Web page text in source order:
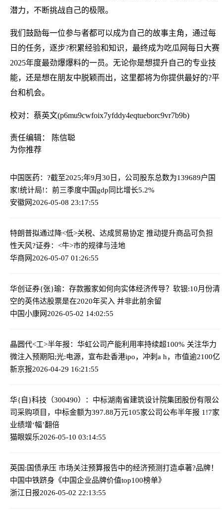
潜力，不断挑战自己的极限。
我们鼓励每一位参与者都可以成为自己的故事主角，通过每
日的任务，逐步?积累经验和知识，最终成为吃瓜网每日大赛
2025年度最劲爆爆料的一员。无论你是想提升自己的专业技
能，还是想在朋友中脱颖而出，这里都将为你提供最好的?平
台和机会。
校对：蔡英文(p6mu9cwfoix7yfddy4eqtueborc9vr7b9b)
责任编辑： 陈信聪
为你推荐
中国医药：?截至2025;年9月30日，公司股东总数为139689户 国
家!统计局!：前三季度中国gdp同比增长5.2%
安徽网2026-05-08 23:17:55
特朗普拟通过降<低>关税、达成贸易协定 推动提升商品可负担
性天风?证券：<牛>市的规律与洼地
华商网2026-05-07 01:26:55
华创证券{张}瑜：存款搬家如何向实体经济传导？ 软银:10月份清
空的英伟达股票是在2020年买入 并非此前余留
中国小康网2026-05-02 14:02:55
晶圆代<工>半年报：华虹公司产能利用率持续超100% 关注华力
微注入预期 阳;光:电源，宣布赴香港ipo，冲刺a h，市值逾2100亿
新京报2026-04-29 16:21:55
华{自}科技（300490）：中标湖南省建筑设计院集团股份有限公
司采购项目，中标金额为397.88万元105家公司公布半年报 1!7家
业绩增‘幅’翻倍
猫眼娱乐2026-05-10 03:14:55
英国:国债承压 市场关注预算报告中的经济预测打造卓著?品牌！
中国中铁跻身《中国企业品牌价值top100榜单》
浙江日报2026-05-02 22:13:55